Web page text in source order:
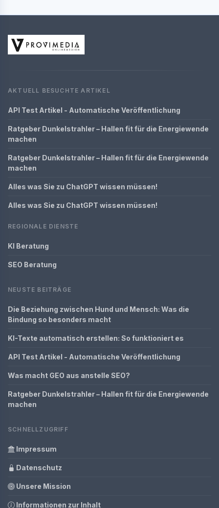
AKTUELL BESUCHTE ARTIKEL
API Test Artikel - Automatische Veröffentlichung
Ratgeber Dunkelstrahler – Hallen fit für die Energiewende
machen
Ratgeber Dunkelstrahler – Hallen fit für die Energiewende
machen
Alles was Sie zu ChatGPT wissen müssen!
Alles was Sie zu ChatGPT wissen müssen!
REGIONALE DIENSTE
KI Beratung
SEO Beratung
NEUSTE BEITRÄGE
Die Beziehung zwischen Hund und Mensch: Was die
Bindung so besonders macht
KI-Texte automatisch erstellen: So funktioniert es
API Test Artikel - Automatische Veröffentlichung
Was macht GEO aus anstelle SEO?
Ratgeber Dunkelstrahler – Hallen fit für die Energiewende
machen
SCHNELLZUGRIFF
Impressum
Datenschutz
Unsere Mission
Informationen zur Inhalt